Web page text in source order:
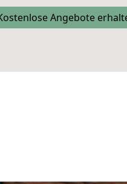
Angebote